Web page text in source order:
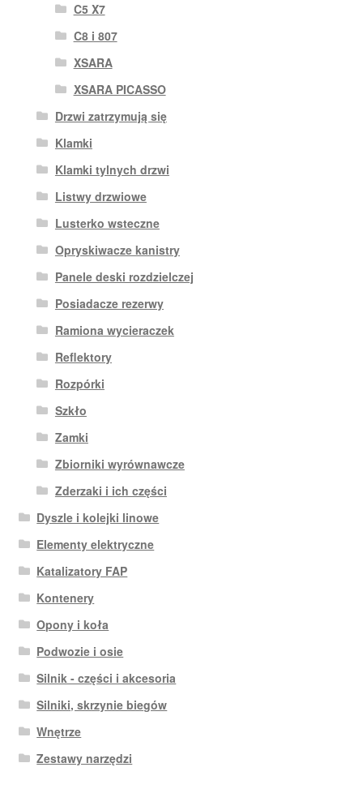
C5 X7
C8 i 807
XSARA
XSARA PICASSO
Drzwi zatrzymują się
Klamki
Klamki tylnych drzwi
Listwy drzwiowe
Lusterko wsteczne
Opryskiwacze kanistry
Panele deski rozdzielczej
Posiadacze rezerwy
Ramiona wycieraczek
Reflektory
Rozpórki
Szkło
Zamki
Zbiorniki wyrównawcze
Zderzaki i ich części
Dyszle i kolejki linowe
Elementy elektryczne
Katalizatory FAP
Kontenery
Opony i koła
Podwozie i osie
Silnik - części i akcesoria
Silniki, skrzynie biegów
Wnętrze
Zestawy narzędzi